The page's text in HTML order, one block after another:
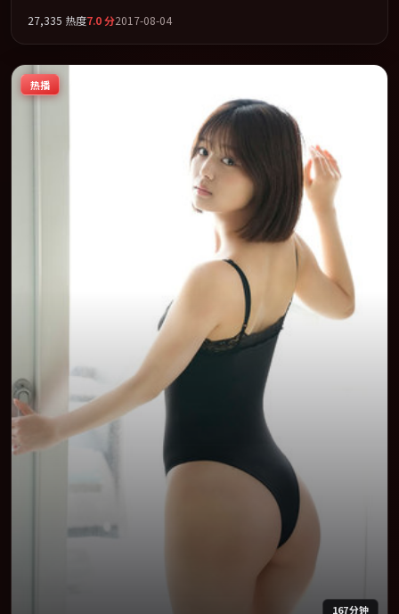
为骨架，在叙事、表演与视听上力求统一。定于 2017-02-22 在内地
院线及主流平台同步亮相，2017 年度话题片中口碑稳健，适合喜欢
强情节与人物弧光的观众完整观看。
27,335 热度7.0分2017-08-04
热播
167分钟